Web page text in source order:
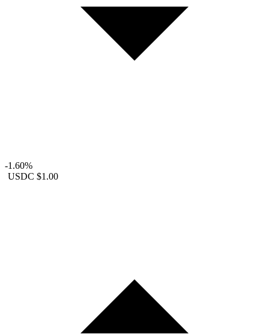
-1.60%
USDC $1.00